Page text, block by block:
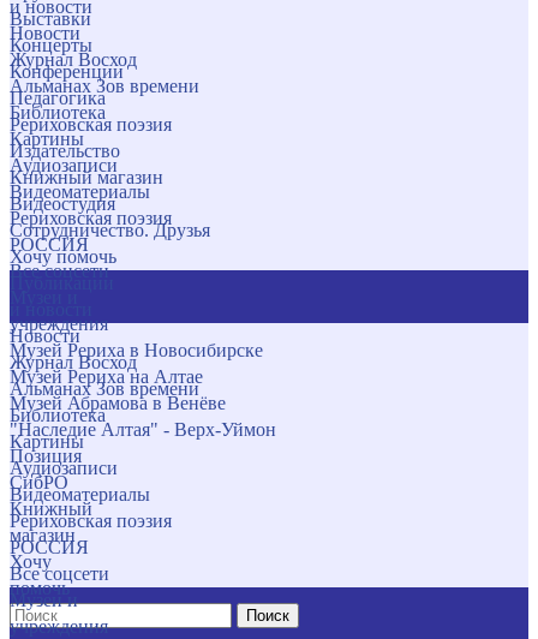
и новости
Новости
Журнал Восход
Альманах Зов времени
Библиотека
Картины
Аудиозаписи
Видеоматериалы
Рериховская поэзия
РОССИЯ
Все соцсети
учреждения
Музей Рериха в Новосибирске
Музей Рериха на Алтае
Музей Абрамова в Венёве
"Наследие Алтая" - Верх-Уймон
Позиция
СибРО
Книжный
магазин
Хочу
помочь
Поиск
Выставки
Концерты
Конференции
Педагогика
Рериховская поэзия
Издательство
Книжный магазин
Видеостудия
Сотрудничество. Друзья
Хочу помочь
Новости
Журнал Восход
Альманах Зов времени
Библиотека
Картины
Аудиозаписи
Видеоматериалы
Рериховская поэзия
РОССИЯ
Все соцсети
Музеи и
учреждения